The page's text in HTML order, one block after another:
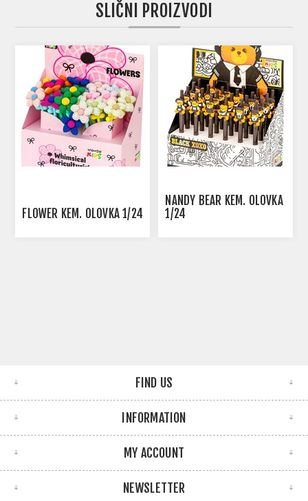
SLIČNI PROIZVODI
FLOWER KEM. OLOVKA 1/24
NANDY BEAR KEM. OLOVKA
1/24
FIND US
INFORMATION
MY ACCOUNT
NEWSLETTER